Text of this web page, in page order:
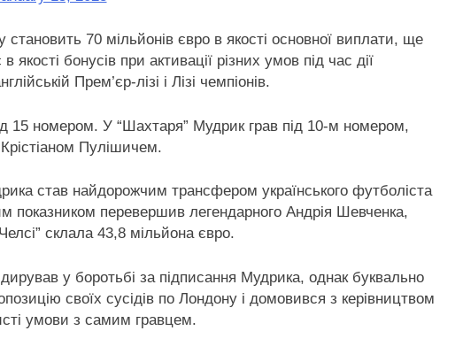
70 мільйонів євро в якості основної виплати, ще
бонусів при активації різних умов під час дії
Прем’єр-лізі і Лізі чемпіонів.
15 номером. У “Шахтаря” Мудрик грав під 10-м номером,
Пулішичем.
став найдорожчим трансфером українського футболіста
показником перевершив легендарного Андрія Шевченка,
склала 43,8 мільйона євро.
у боротьбі за підписання Мудрика, однак буквально
своїх сусідів по Лондону і домовився з керівництвом
умови з самим гравцем.